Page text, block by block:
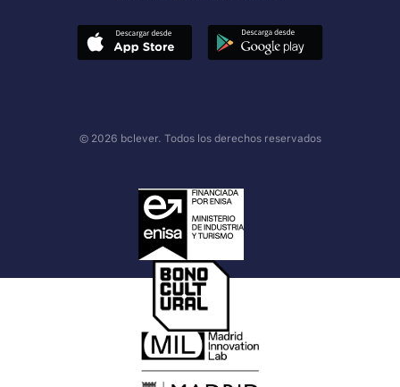
© 2026 bclever. Todos los derechos reservados